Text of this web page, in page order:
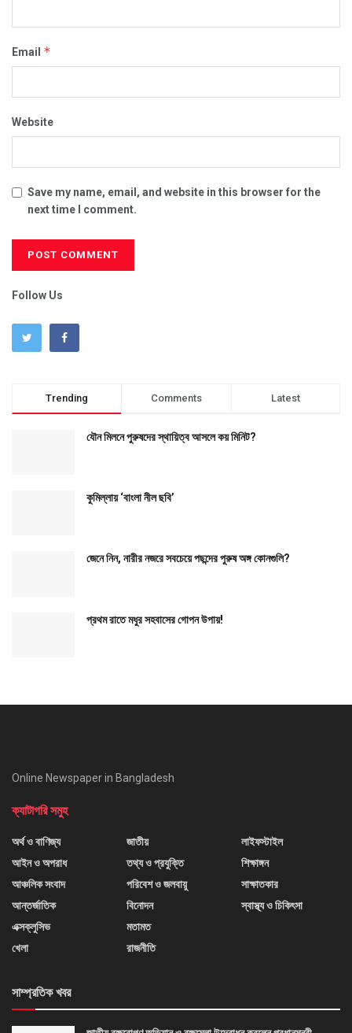
Email *
Website
Save my name, email, and website in this browser for the
next time I comment.
Follow Us
Trending Comments Latest
যৌন মিলনে পুরুষদের স্থায়িত্ব আসলে কয় মিনিট?
কুমিল্লায় ‘বাংলা নীল ছবি’
জেনে নিন, নারীর নজরে সবচেয়ে পছন্দের পুরুষ অঙ্গ কোনগুলি?
প্রথম রাতে মধুর সহবাসের গোপন উপায়!
Online Newspaper in Bangladesh
ক্যাটাগরি সমুহ
অর্থ ও বাণিজ্য
আইন ও অপরাধ
আঞ্চলিক সংবাদ
আন্তর্জাতিক
এক্সক্লুসিভ
খেলা
জাতীয়
তথ্য ও প্রযুক্তি
পরিবেশ ও জলবায়ু
বিনোদন
মতামত
রাজনীতি
লাইফস্টাইল
শিক্ষাঙ্গন
সাক্ষাতকার
স্বাস্থ্য ও চিকিৎসা
সাম্প্রতিক খবর